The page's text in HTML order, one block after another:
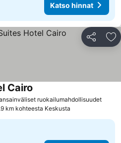
Katso hinnat
Jaa
ruokailumahdollisuudet
Cairo
km kohteesta Keskusta